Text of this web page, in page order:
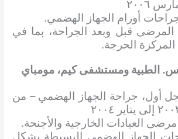
أورام الجهاز الهضمي.
المرضى قبل وبعد الجراحة، بما في
المركزة الحرجة.
الطبية ومستشفى كيم، مومباي
أول، جراحة الجهاز الهضمي – من
مرضى العيادات الخارجية والأجنحة.